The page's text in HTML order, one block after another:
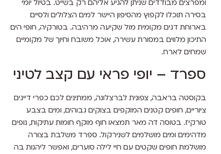
ומפרצים מבודדים שניתן להגיע אליהם רק בשייט. בטיול יומי
בסירה תוכלו לקפוץ מהסיפון היישר למים הצלולים ולסיים
בארוחת דגים מקומית מול שקיעה מרהיבה. בטורקיה, חופי הים
התיכון מלווים במסורת עשירה, אוכל משובח וחיוך של מקומיים
שמחים לארח.
ספרד – יופי פראי עם קצב לטיני
בקוסטה בראבה, צפונית לברצלונה, ממתינים לכם כפרי דייגים
ציוריים, חופים קטנים המוקפים בצוקים גבוהים, ומים בצבע
טורקיז. בטוסה דה מאר תמצאו חוף מוקף חומות עתיקות, נופים
מדהימים ומים מושלמים לשנירקול. ספרד משלבת בצורה
מושלמת חופים שקטים עם חיי לילה סוערים, ואפשר ליהנות בה